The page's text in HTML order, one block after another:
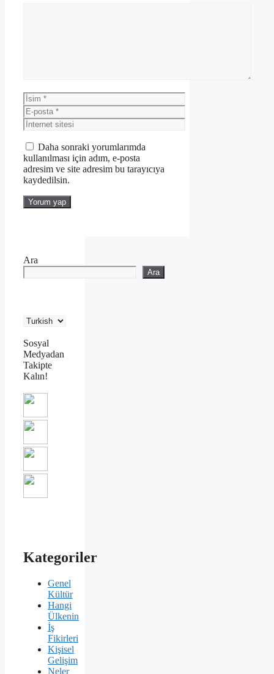
İsim
E-
posta
İnternet
sitesi
Daha sonraki yorumlarımda
kullanılması için adım, e-posta
adresim ve site adresim bu tarayıcıya
kaydedilsin.
Ara
Ara
Sosyal
Medyadan
Takipte
Kalın!
Kategoriler
Genel
Kültür
Hangi
Ülkenin
İş
Fikirleri
Kişisel
Gelişim
Neler